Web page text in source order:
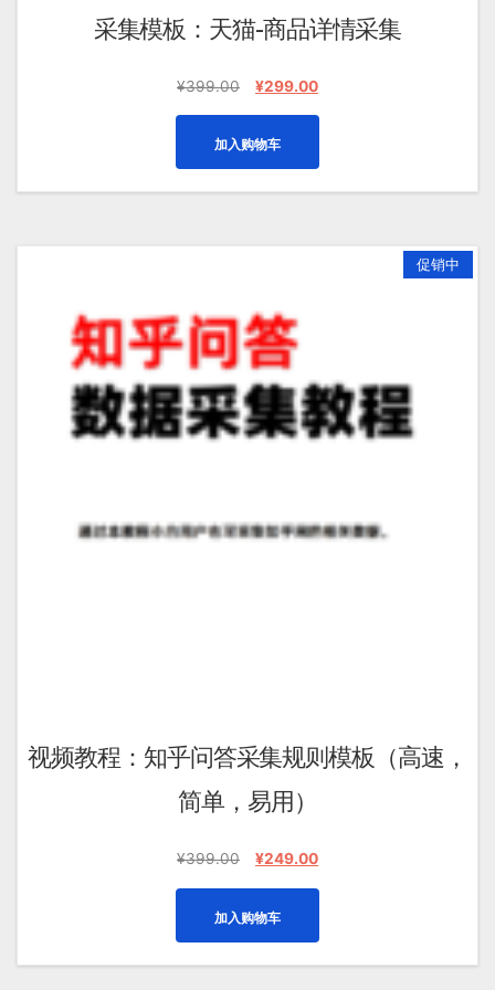
采集模板：天猫-商品详情采集
¥399.00
原
¥399.00。
¥299.00当
为：
¥299.00。
加入购物车
促销中
视频教程：知乎问答采集规则模板（高速，
简单，易用）
¥399.00
原
¥399.00。
¥249.00当
为：
¥249.00。
加入购物车